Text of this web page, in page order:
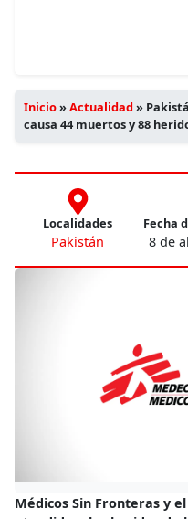
Inicio»Actualidad»
causa 44 muertos y 88
Localidades
Pakistán
Fecha
8 de
Médicos Sin Fronteras y